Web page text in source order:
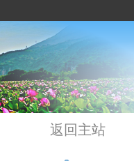
返回主站